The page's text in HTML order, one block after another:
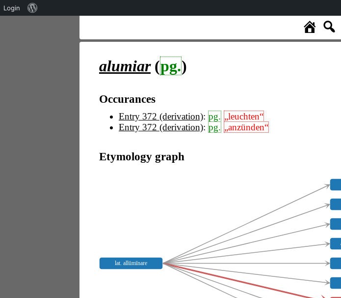
alumiar(pg.)
Occurances
Entry 372 (derivation): pg. „leuchten“
Entry 372 (derivation): pg. „anzünden“
Etymology graph
lat. allūmīnare
Login